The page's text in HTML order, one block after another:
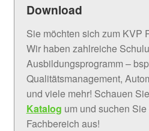
Download
Sie möchten sich zum KVP
Wir haben zahlreiche
Ausbildungsprogramm –
Qualitätsmanagement,
und viele mehr! Schauen
Katalog um und suchen
Fachbereich aus!